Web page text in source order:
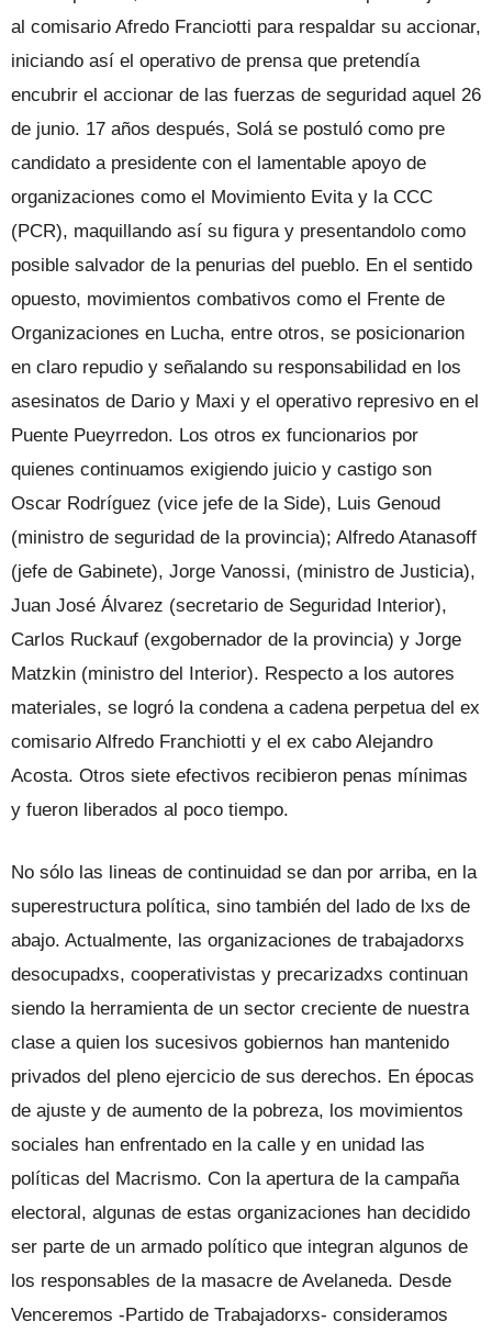
al comisario Afredo Franciotti para respaldar su accionar,
iniciando así el operativo de prensa que pretendía
encubrir el accionar de las fuerzas de seguridad aquel 26
de junio. 17 años después, Solá se postuló como pre
candidato a presidente con el lamentable apoyo de
organizaciones como el Movimiento Evita y la CCC
(PCR), maquillando así su figura y presentandolo como
posible salvador de la penurias del pueblo. En el sentido
opuesto, movimientos combativos como el Frente de
Organizaciones en Lucha, entre otros, se posicionarion
en claro repudio y señalando su responsabilidad en los
asesinatos de Dario y Maxi y el operativo represivo en el
Puente Pueyrredon. Los otros ex funcionarios por
quienes continuamos exigiendo juicio y castigo son
Oscar Rodríguez (vice jefe de la Side), Luis Genoud
(ministro de seguridad de la provincia); Alfredo Atanasoff
(jefe de Gabinete), Jorge Vanossi, (ministro de Justicia),
Juan José Álvarez (secretario de Seguridad Interior),
Carlos Ruckauf (exgobernador de la provincia) y Jorge
Matzkin (ministro del Interior). Respecto a los autores
materiales, se logró la condena a cadena perpetua del ex
comisario Alfredo Franchiotti y el ex cabo Alejandro
Acosta. Otros siete efectivos recibieron penas mínimas
y fueron liberados al poco tiempo.
No sólo las lineas de continuidad se dan por arriba, en la
superestructura política, sino también del lado de lxs de
abajo. Actualmente, las organizaciones de trabajadorxs
desocupadxs, cooperativistas y precarizadxs continuan
siendo la herramienta de un sector creciente de nuestra
clase a quien los sucesivos gobiernos han mantenido
privados del pleno ejercicio de sus derechos. En épocas
de ajuste y de aumento de la pobreza, los movimientos
sociales han enfrentado en la calle y en unidad las
políticas del Macrismo. Con la apertura de la campaña
electoral, algunas de estas organizaciones han decidido
ser parte de un armado político que integran algunos de
los responsables de la masacre de Avelaneda. Desde
Venceremos -Partido de Trabajadorxs- consideramos